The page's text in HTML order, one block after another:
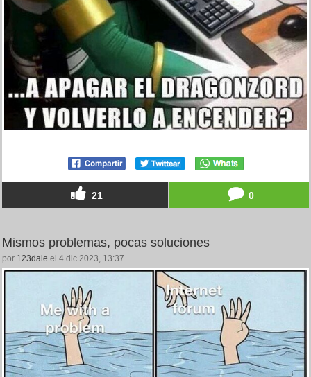
21 0
Mismos problemas, pocas soluciones
por 123dale el 4 dic 2023, 13:37